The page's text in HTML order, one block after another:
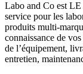
Labo and Co est LE
service pour les
produits multi-
connaissance de
de l’équipement,
entretien,